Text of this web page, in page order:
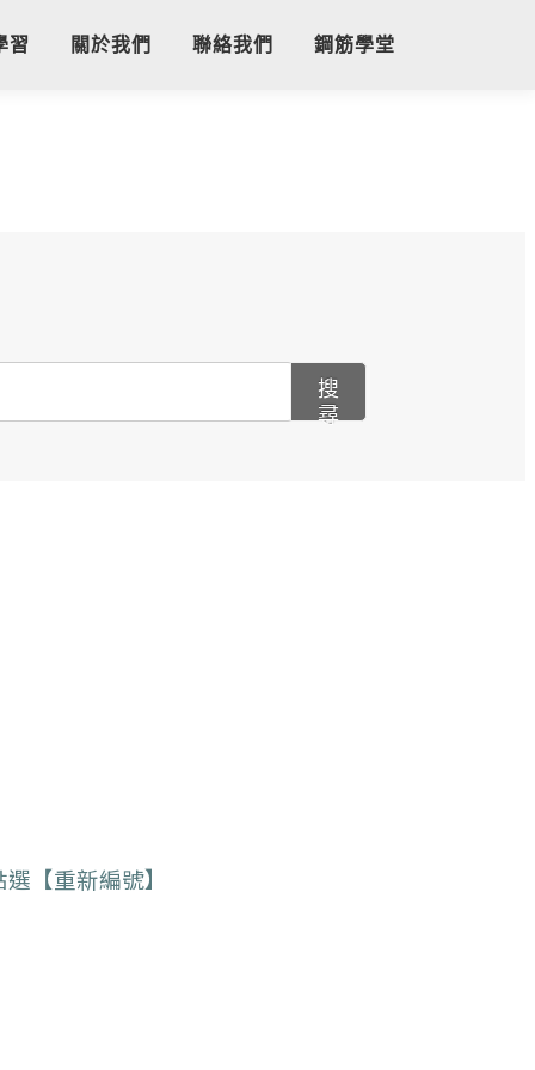
習 關於我們 聯絡我們 鋼筋學堂
搜
尋
【重新編號】